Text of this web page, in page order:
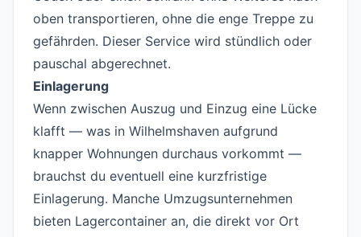
oben transportieren, ohne die enge Treppe zu
gefährden. Dieser Service wird stündlich oder
pauschal abgerechnet.
Einlagerung
Wenn zwischen Auszug und Einzug eine Lücke
klafft — was in Wilhelmshaven aufgrund
knapper Wohnungen durchaus vorkommt —
brauchst du eventuell eine kurzfristige
Einlagerung. Manche Umzugsunternehmen
bieten Lagercontainer an, die direkt vor Ort